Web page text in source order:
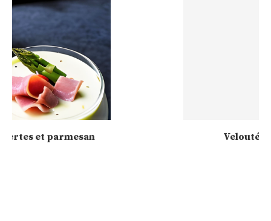
Velouté poireaux pommes de terre